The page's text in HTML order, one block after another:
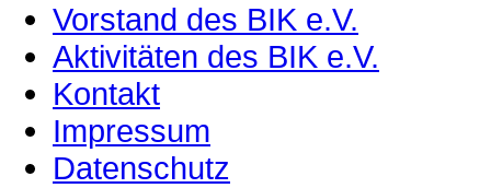
Vorstand des BIK e.V.
Aktivitäten des BIK e.V.
Kontakt
Impressum
Datenschutz